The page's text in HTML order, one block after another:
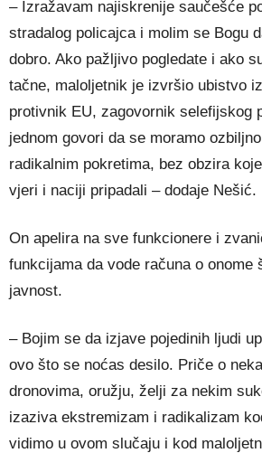
– Izražavam najiskrenije saučešće
stradalog policajca i molim se Bogu
dobro. Ako pažljivo pogledate i ako
tačne, maloljetnik je izvršio ubistvo
protivnik EU, zagovornik selefijskog
jednom govori da se moramo
radikalnim pokretima, bez obzira
vjeri i naciji pripadali – dodaje Nešić.
On apelira na sve funkcionere i
funkcijama da vode računa o onome
javnost.
– Bojim se da izjave pojedinih ljudi
ovo što se noćas desilo. Priče o
dronovima, oružju, želji za nekim
izaziva ekstremizam i radikalizam
vidimo u ovom slučaju i kod